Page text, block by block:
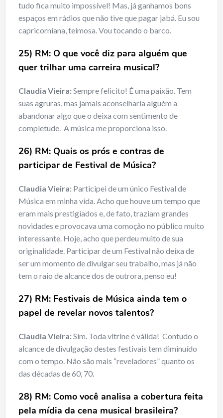
tudo fica muito impossível! Mas, já ganhamos bons
espaços em rádios que não tive que pagar jabá. Eu sou
capricorniana, teimosa. Vou tocando o barco.
25) RM: O que você diz para alguém que
quer trilhar uma carreira musical?
Claudia Vieira:Sempre felicito! É uma paixão. Tem
suas agruras, mas jamais aconselharia alguém a
abandonar algo que o deixa com sentimento de
completude. A música me proporciona isso.
26) RM: Quais os prós e contras de
participar de Festival de Música?
Claudia Vieira: Participei de um único Festival de
Música em minha vida. Acho que houve um tempo que
eram mais prestigiados e, de fato, traziam grandes
novidades e provocava uma comoção no público muito
interessante. Hoje, acho que perdeu muito de sua
originalidade. Participar de um Festival não deixa de
ser um momento de divulgar seu trabalho, mas já não
tem o raio de alcance dos de outrora, penso eu!
27) RM: Festivais de Música ainda tem o
papel de revelar novos talentos?
Claudia Vieira:Sim. Toda vitrine é válida! Contudo o
alcance de divulgação destes festivais tem diminuído
com o tempo. Não são mais “reveladores” quanto os
das décadas de 60, 70.
28) RM: Como você analisa a cobertura feita
pela mídia da cena musical brasileira?